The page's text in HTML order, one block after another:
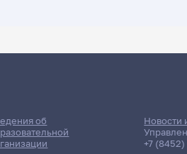
сессии:
об
Новости
+7 (8452)